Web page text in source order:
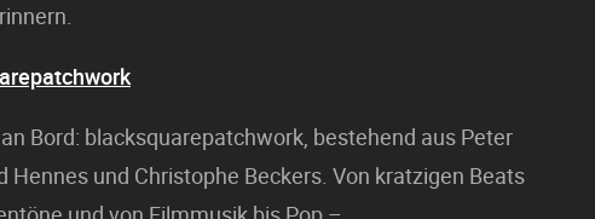
Bord: blacksquarepatchwork, bestehend aus Peter
Hennes und Christophe Beckers. Von kratzigen Beats